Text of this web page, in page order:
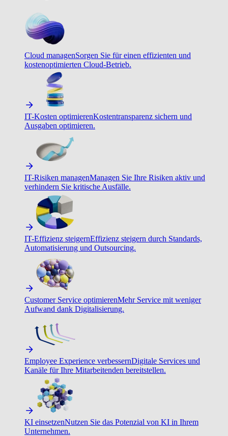
Cloud managenSorgen Sie für einen effizienten und
kostenoptimierten Cloud-Betrieb.
IT-Kosten optimierenKostentransparenz sichern und
Ausgaben optimieren.
IT-Risiken managenManagen Sie Ihre Risiken aktiv und
verhindern Sie kritische Ausfälle.
IT-Effizienz steigernEffizienz steigern durch Standards,
Automatisierung und Outsourcing.
Customer Service optimierenMehr Service mit weniger
Aufwand dank Digitalisierung.
Employee Experience verbessernDigitale Services und
Kanäle für Ihre Mitarbeitenden bereitstellen.
KI einsetzenNutzen Sie das Potenzial von KI in Ihrem
Unternehmen.